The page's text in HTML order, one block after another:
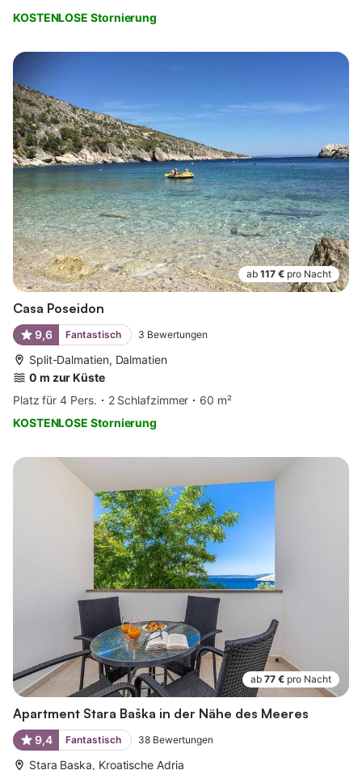
KOSTENLOSE Stornierung
ab 117 € pro Nacht
Casa Poseidon
9,6 Fantastisch 3 Bewertungen
Split-Dalmatien, Dalmatien
0 m zur Küste
Platz für 4 Pers.
2 Schlafzimmer
60 m²
KOSTENLOSE Stornierung
ab 77 € pro Nacht
Apartment Stara Baška in der Nähe des Meeres
9,4 Fantastisch 38 Bewertungen
Stara Baska, Kroatische Adria